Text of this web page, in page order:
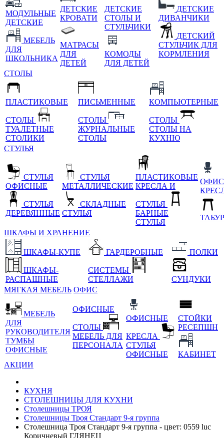
МОДУЛЬНЫЕ
ДЕТСКИЕ
МЕБЕЛЬ
ДЛЯ
ШКОЛЬНИКА
ДЕТСКИЕ
КРОВАТИ
МАТРАСЫ
ДЛЯ
ДЕТЕЙ
ДЕТСКИЕ
СТОЛЫ И
СТУЛЬЧИКИ
КОМОДЫ
ДЛЯ ДЕТЕЙ
ДЕТСКИЕ
ДИВАНЧИКИ
ДЕТСКИЙ
СТУЛЬЧИК ДЛЯ
КОРМЛЕНИЯ
СТОЛЫ
ПЛАСТИКОВЫЕ
СТОЛЫ
ТУАЛЕТНЫЕ
СТОЛИКИ
ПИСЬМЕННЫЕ
СТОЛЫ
ЖУРНАЛЬНЫЕ
СТОЛЫ
КОМПЬЮТЕРНЫЕ
СТОЛЫ
СТОЛЫ НА
КУХНЮ
СТУЛЬЯ
СТУЛЬЯ
ОФИСНЫЕ
СТУЛЬЯ
ДЕРЕВЯННЫЕ
СТУЛЬЯ
МЕТАЛЛИЧЕСКИЕ
СКЛАДНЫЕ
СТУЛЬЯ
ПЛАСТИКОВЫЕ
КРЕСЛА И
СТУЛЬЯ
БАРНЫЕ
СТУЛЬЯ
ШКАФЫ И ХРАНЕНИЕ
ШКАФЫ-КУПЕ
ШКАФЫ-
РАСПАШНЫЕ
ГАРДЕРОБНЫЕ
СИСТЕМЫ
СТЕЛЛАЖИ
ПОЛКИ
СУНДУКИ
МЯГКАЯ МЕБЕЛЬ ОФИС
МЕБЕЛЬ
ДЛЯ
РУКОВОДИТЕЛЯ
ТУМБЫ
ОФИСНЫЕ
ОФИСНЫЕ
СТОЛЫ
МЕБЕЛЬ ДЛЯ
ПЕРСОНАЛА
ОФИСНЫЕ
КРЕСЛА
СТУЛЬЯ
ОФИСНЫЕ
СТОЙКИ
РЕСЕПШН
КАБИНЕТ
АКЦИИ
КУХНЯ
СТОЛЕШНИЦЫ ДЛЯ КУХНИ
Столешницы ТРОЯ
Столешницы Троя Стандарт 9-я группа
Столешница Троя Стандарт 9-я группа - цвет: 0559 luc
Коричневый ГЛЯНЕЦ